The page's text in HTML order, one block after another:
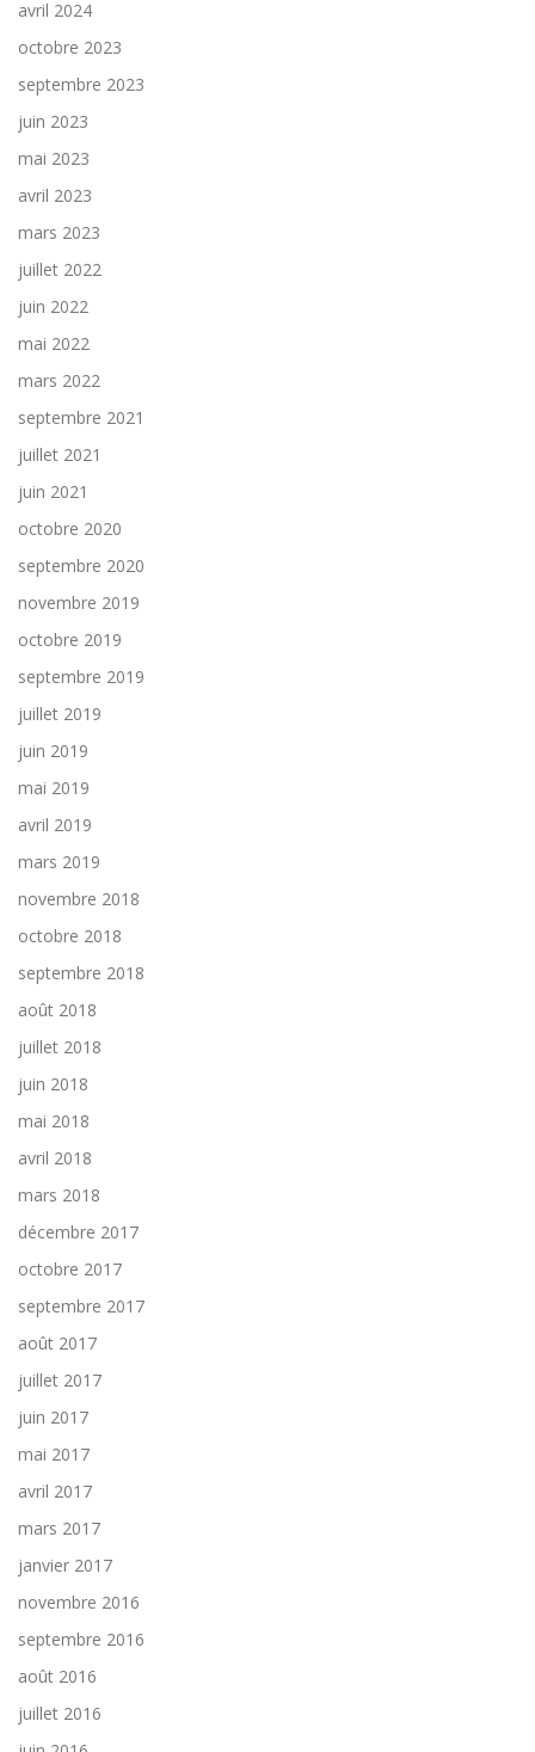
avril 2024
octobre 2023
septembre 2023
juin 2023
mai 2023
avril 2023
mars 2023
juillet 2022
juin 2022
mai 2022
mars 2022
septembre 2021
juillet 2021
juin 2021
octobre 2020
septembre 2020
novembre 2019
octobre 2019
septembre 2019
juillet 2019
juin 2019
mai 2019
avril 2019
mars 2019
novembre 2018
octobre 2018
septembre 2018
août 2018
juillet 2018
juin 2018
mai 2018
avril 2018
mars 2018
décembre 2017
octobre 2017
septembre 2017
août 2017
juillet 2017
juin 2017
mai 2017
avril 2017
mars 2017
janvier 2017
novembre 2016
septembre 2016
août 2016
juillet 2016